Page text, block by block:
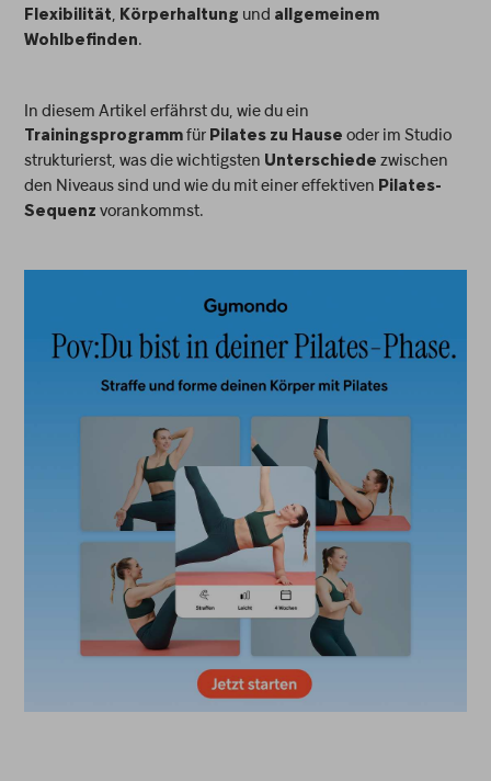
Flexibilität, Körperhaltung und allgemeinem
Wohlbefinden.
In diesem Artikel erfährst du, wie du ein
Trainingsprogramm für Pilates zu Hause oder im Studio
strukturierst, was die wichtigsten Unterschiede zwischen
den Niveaus sind und wie du mit einer effektiven Pilates-
Sequenz vorankommst.